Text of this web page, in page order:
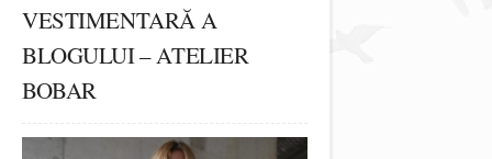
VESTIMENTARĂ A
BLOGULUI – ATELIER
BOBAR